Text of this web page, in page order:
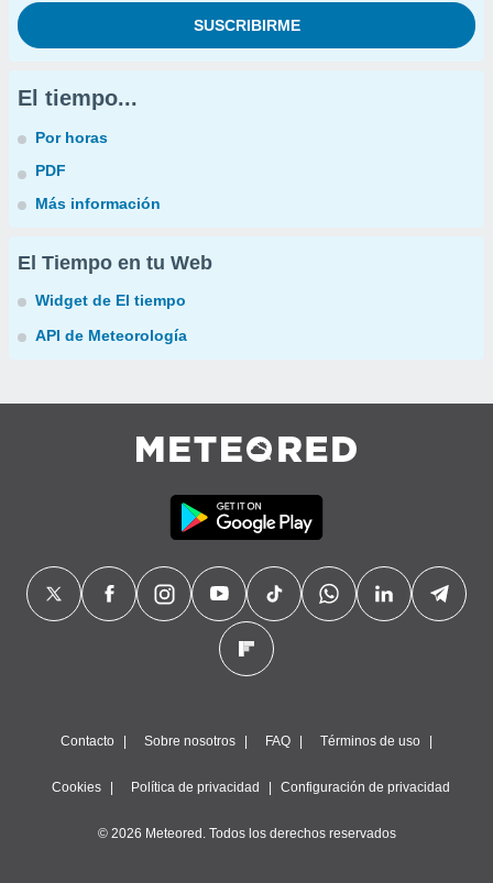
El tiempo...
Por horas
PDF
Más información
El Tiempo en tu Web
Widget de El tiempo
API de Meteorología
Contacto Sobre nosotros FAQ Términos de uso
Cookies Política de privacidad Configuración de privacidad
© 2026 Meteored. Todos los derechos reservados